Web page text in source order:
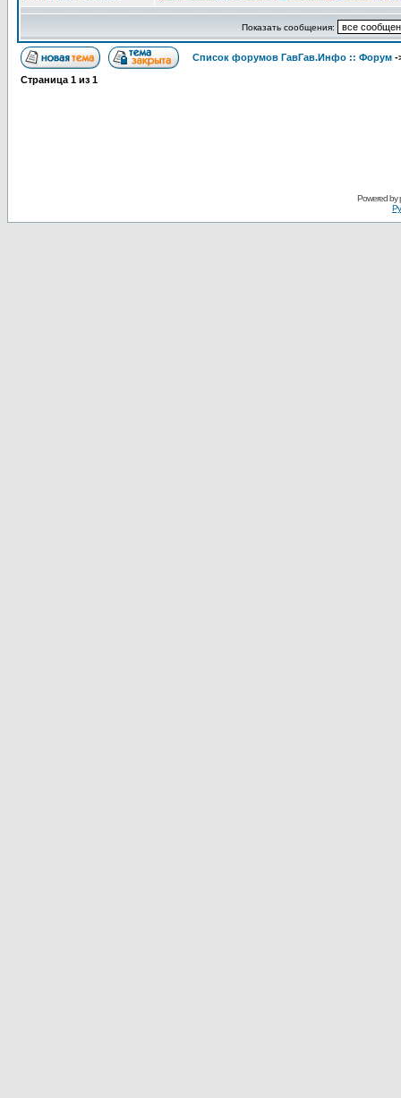
Показать сообщения:
Список форумов ГавГав.Инфо :: Форум -
Страница 1 из 1
Powered by